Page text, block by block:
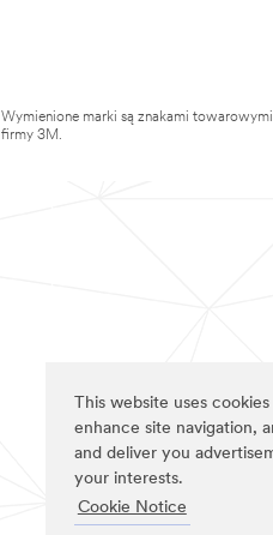
This website uses
enhance site navigation,
and deliver you
your interests.
Cookie Notice
Wymienione marki są znakami towarowymi
firmy 3M.